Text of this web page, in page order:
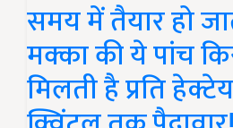
समय में तैयार हो
मक्का की ये पांच
मिलती है प्रति